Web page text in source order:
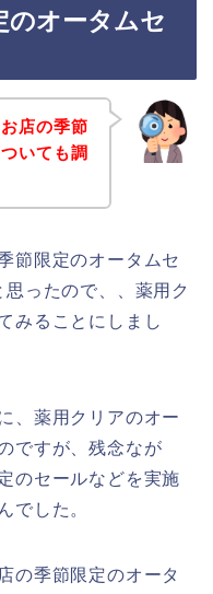
のオータムセ
店の季節
いても調
節限定のオータムセ
ったので、、薬用ク
みることにしまし
、薬用クリアのオー
ですが、残念なが
のセールなどを実施
でした。
の季節限定のオータ